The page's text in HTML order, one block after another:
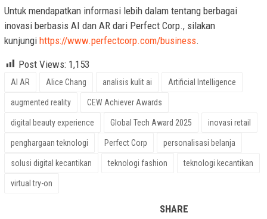
Untuk mendapatkan informasi lebih dalam tentang berbagai
inovasi berbasis AI dan AR dari Perfect Corp., silakan
kunjungi https://www.perfectcorp.com/business.
Post Views: 1,153
AI AR Alice Chang analisis kulit ai Artificial Intelligence
augmented reality CEW Achiever Awards
digital beauty experience Global Tech Award 2025 inovasi retail
penghargaan teknologi Perfect Corp personalisasi belanja
solusi digital kecantikan teknologi fashion teknologi kecantikan
virtual try-on
SHARE